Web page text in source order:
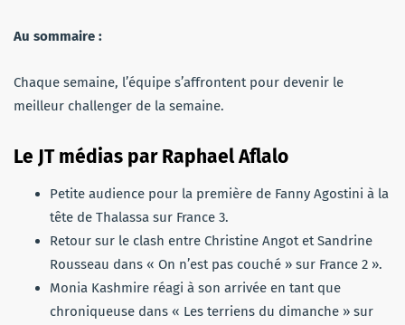
Au sommaire :
Chaque semaine, l’équipe s’affrontent pour devenir le
meilleur challenger de la semaine.
Le JT médias par Raphael Aflalo
Petite audience pour la première de Fanny Agostini à la
tête de Thalassa sur France 3.
Retour sur le clash entre Christine Angot et Sandrine
Rousseau dans « On n’est pas couché » sur France 2 ».
Monia Kashmire réagi à son arrivée en tant que
chroniqueuse dans « Les terriens du dimanche » sur